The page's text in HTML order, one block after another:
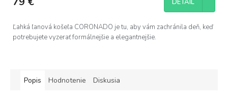
DETAIL
Ľahká ľanová košeľa CORONADO je tu, aby vám zachránila deň, keď
potrebujete vyzerať formálnejšie a elegantnejšie.
Popis Hodnotenie Diskusia